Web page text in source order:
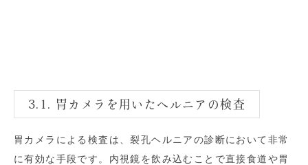
3.1. 胃カメラを用いたヘルニアの検査
胃カメラによる検査は、裂孔ヘルニアの診断において非常
に有効な手段です。内視鏡を飲み込むことで直接食道や胃